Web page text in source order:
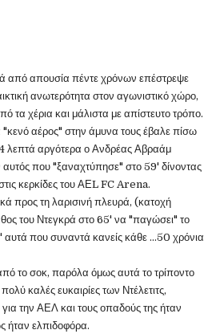
από απουσία πέντε χρόνων επέστρεψε
ανωτερότητα στον αγωνιστικό χώρο,
τα χέρια και μάλιστα με απίστευτο τρόπο.
αέρος" στην άμυνα τους έβαλε πίσω
λεπτά αργότερα ο Ανδρέας Αβραάμ
αυτός που "ξαναχτύπησε" στο 59' δίνοντας
κερκίδες του ΑΕL FC Arena.
προς τη λαρισινή πλευρά, (κατοχή
του Ντεγκρά στο 65' να "παγώσει" το
που συναντά κανείς κάθε ...50 χρόνια
το σοκ, παρόλα όμως αυτά το τρίποντο
καλές ευκαιρίες των Ντέλετιτς,
την ΑΕΛ και τους οπαδούς της ήταν
ήταν ελπιδοφόρα.